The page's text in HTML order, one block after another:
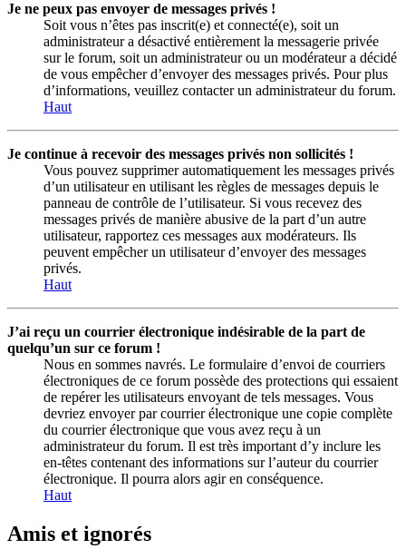
Je ne peux pas envoyer de messages privés !
Soit vous n’êtes pas inscrit(e) et connecté(e), soit un
administrateur a désactivé entièrement la messagerie privée
sur le forum, soit un administrateur ou un modérateur a décidé
de vous empêcher d’envoyer des messages privés. Pour plus
d’informations, veuillez contacter un administrateur du forum.
Haut
Je continue à recevoir des messages privés non sollicités !
Vous pouvez supprimer automatiquement les messages privés
d’un utilisateur en utilisant les règles de messages depuis le
panneau de contrôle de l’utilisateur. Si vous recevez des
messages privés de manière abusive de la part d’un autre
utilisateur, rapportez ces messages aux modérateurs. Ils
peuvent empêcher un utilisateur d’envoyer des messages
privés.
Haut
J’ai reçu un courrier électronique indésirable de la part de
quelqu’un sur ce forum !
Nous en sommes navrés. Le formulaire d’envoi de courriers
électroniques de ce forum possède des protections qui essaient
de repérer les utilisateurs envoyant de tels messages. Vous
devriez envoyer par courrier électronique une copie complète
du courrier électronique que vous avez reçu à un
administrateur du forum. Il est très important d’y inclure les
en-têtes contenant des informations sur l’auteur du courrier
électronique. Il pourra alors agir en conséquence.
Haut
Amis et ignorés